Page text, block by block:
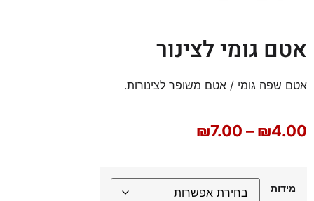
אטם גומי לצינור
אטם שפה גומי / אטם משופר לצינורות.
₪4.00
–
₪7.00
מידות